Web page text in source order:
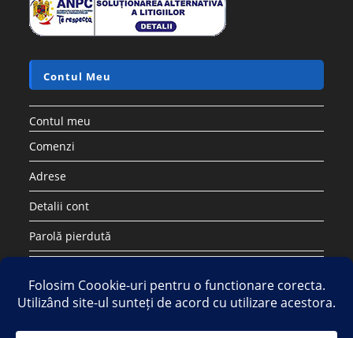
Contul Meu
Contul meu
Comenzi
Adrese
Detalii cont
Parolă pierdută